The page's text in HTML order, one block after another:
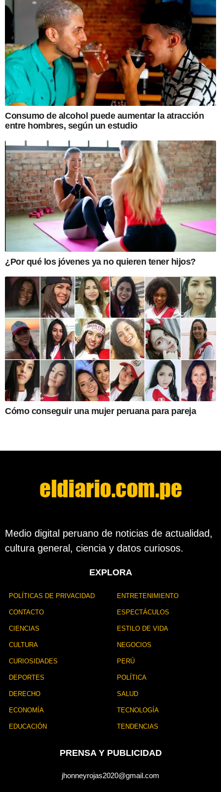
Consumo de alcohol puede aumentar la atracción
entre hombres, según un estudio
¿Por qué los jóvenes ya no quieren tener hijos?
Cómo conseguir una mujer peruana para pareja
Medio digital peruano de noticias de actualidad,
cultura general, ciencia y datos curiosos.
EXPLORA
POLÍTICAS DE PRIVACIDAD
CONTACTO
CIENCIAS
CULTURA
CURIOSIDADES
DEPORTES
DERECHO
ECONOMÍA
EDUCACIÓN
ENTRETENIMIENTO
ESPECTÁCULOS
ESTILO DE VIDA
NEGOCIOS
PERÚ
POLÍTICA
SALUD
TECNOLOGÍA
TENDENCIAS
PRENSA Y PUBLICIDAD
jhonneyrojas2020@gmail.com